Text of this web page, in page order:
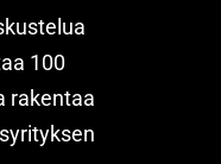
100
rakentaa